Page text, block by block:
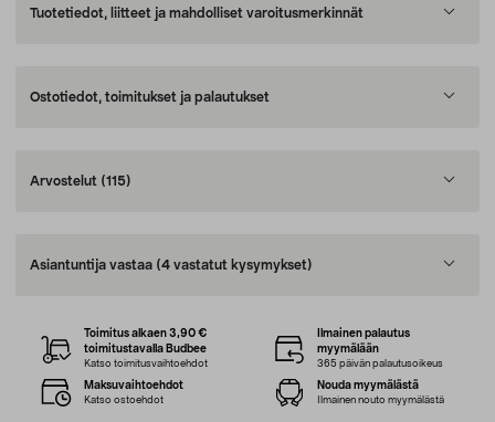
Tuotetiedot, liitteet ja mahdolliset varoitusmerkinnät
Ostotiedot, toimitukset ja palautukset
Arvostelut (115)
Asiantuntija vastaa (4 vastatut kysymykset)
Toimitus alkaen 3,90 €
toimitustavalla Budbee
Katso toimitusvaihtoehdot
Ilmainen palautus
myymälään
365 päivän palautusoikeus
Maksuvaihtoehdot
Katso ostoehdot
Nouda myymälästä
Ilmainen nouto myymälästä